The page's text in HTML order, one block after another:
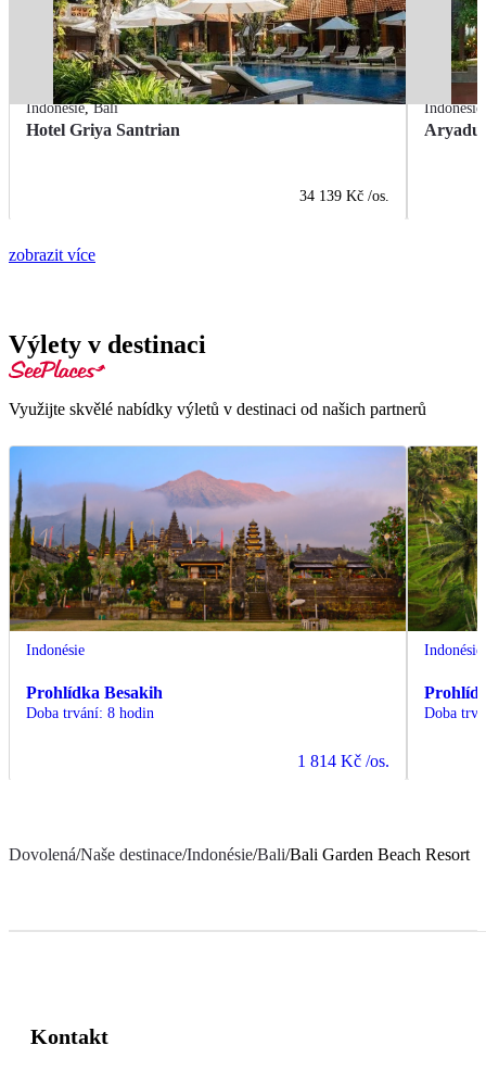
Indonésie,Bali
Hotel Griya Santrian
34 139 Kč /os.
Indonésie
zobrazit více
Výlety v destinaci
Využijte skvělé nabídky výletů v destinaci od našich partnerů
Indonésie
Prohlídka Besakih
Doba trvání: 8 hodin
1 814 Kč /os.
Indonésie
Doba
Dovolená/Naše destinace/Indonésie/Bali/Bali Garden Beach Resort
Kontakt